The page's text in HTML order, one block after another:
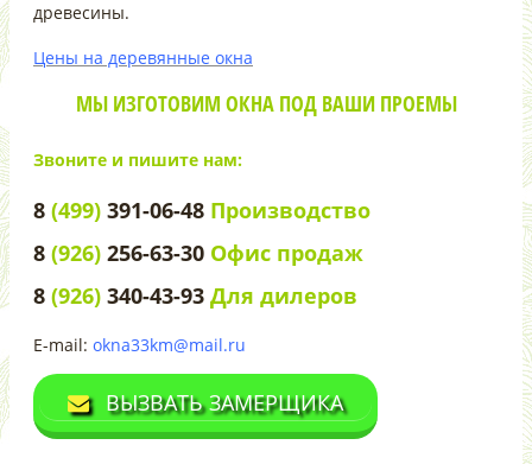
древесины.
Цены на деревянные окна
МЫ ИЗГОТОВИМ ОКНА ПОД ВАШИ ПРОЕМЫ
Звоните и пишите нам:
8 (499) 391-06-48 Производство
8 (926) 256-63-30 Офис продаж
8 (926) 340-43-93 Для дилеров
E-mail: okna33km@mail.ru
ВЫЗВАТЬ ЗАМЕРЩИКА